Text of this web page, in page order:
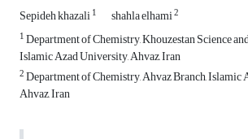
Sepideh khazali1 shahla elhami2
1Department of Chemistry, Khouzestan Science
Islamic Azad University, Ahvaz, Iran
2Department of Chemistry, Ahvaz Branch, Islamic
Ahvaz, Iran